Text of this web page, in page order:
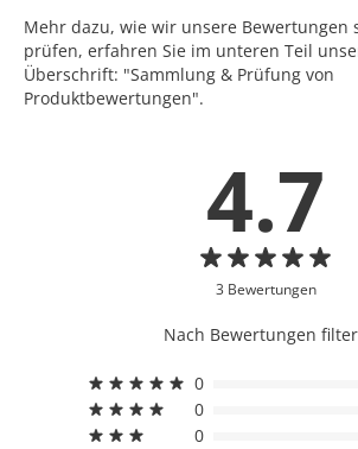
Mehr dazu, wie wir unsere Bewertungen
prüfen, erfahren Sie im unteren Teil
Überschrift: "Sammlung & Prüfung von
Produktbewertungen".
4.7
3 Bewertungen
Nach Bewertungen
0
0
0